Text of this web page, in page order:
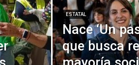
ESTATAL
Nace ‘Un
que busca